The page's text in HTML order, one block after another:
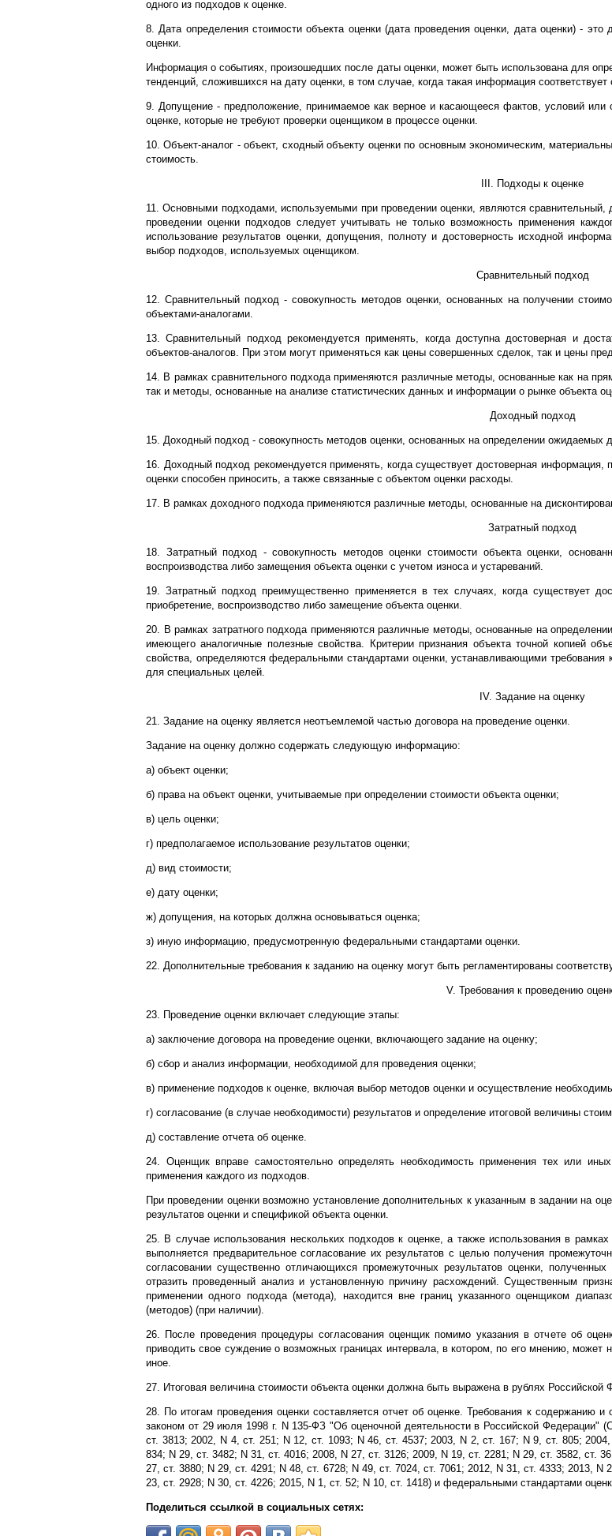
одного из подходов к оценке.
8. Дата определения стоимости объекта оценки (дата проведения оценки, дата оценки) -
оценки.
Информация о событиях, произошедших после даты оценки, может быть использована для
тенденций, сложившихся на дату оценки, в том случае, когда такая информация
9. Допущение - предположение, принимаемое как верное и касающееся фактов, условий или
оценке, которые не требуют проверки оценщиком в процессе оценки.
10. Объект-аналог - объект, сходный объекту оценки по основным экономическим,
стоимость.
III. Подходы к оценке
11. Основными подходами, используемыми при проведении оценки, являются
проведении оценки подходов следует учитывать не только возможность применения
использование результатов оценки, допущения, полноту и достоверность исходной
выбор подходов, используемых оценщиком.
Сравнительный подход
12. Сравнительный подход - совокупность методов оценки, основанных на получении
объектами-аналогами.
13. Сравнительный подход рекомендуется применять, когда доступна достоверная и
объектов-аналогов. При этом могут применяться как цены совершенных сделок, так и цены
14. В рамках сравнительного подхода применяются различные методы, основанные как на
так и методы, основанные на анализе статистических данных и информации о рынке объекта
Доходный подход
15. Доходный подход - совокупность методов оценки, основанных на определении ожидаемых
16. Доходный подход рекомендуется применять, когда существует достоверная
оценки способен приносить, а также связанные с объектом оценки расходы.
17. В рамках доходного подхода применяются различные методы, основанные на
Затратный подход
18. Затратный подход - совокупность методов оценки стоимости объекта оценки,
воспроизводства либо замещения объекта оценки с учетом износа и устареваний.
19. Затратный подход преимущественно применяется в тех случаях, когда существует
приобретение, воспроизводство либо замещение объекта оценки.
20. В рамках затратного подхода применяются различные методы, основанные на
имеющего аналогичные полезные свойства. Критерии признания объекта точной копией
свойства, определяются федеральными стандартами оценки, устанавливающими
для специальных целей.
IV. Задание на оценку
21. Задание на оценку является неотъемлемой частью договора на проведение оценки.
Задание на оценку должно содержать следующую информацию:
а) объект оценки;
б) права на объект оценки, учитываемые при определении стоимости объекта оценки;
в) цель оценки;
г) предполагаемое использование результатов оценки;
д) вид стоимости;
е) дату оценки;
ж) допущения, на которых должна основываться оценка;
з) иную информацию, предусмотренную федеральными стандартами оценки.
22. Дополнительные требования к заданию на оценку могут быть регламентированы
V. Требования к проведению
23. Проведение оценки включает следующие этапы:
а) заключение договора на проведение оценки, включающего задание на оценку;
б) сбор и анализ информации, необходимой для проведения оценки;
в) применение подходов к оценке, включая выбор методов оценки и осуществление
г) согласование (в случае необходимости) результатов и определение итоговой величины
д) составление отчета об оценке.
24. Оценщик вправе самостоятельно определять необходимость применения тех или
применения каждого из подходов.
При проведении оценки возможно установление дополнительных к указанным в задании на
результатов оценки и спецификой объекта оценки.
25. В случае использования нескольких подходов к оценке, а также использования в
выполняется предварительное согласование их результатов с целью получения
согласовании существенно отличающихся промежуточных результатов оценки,
отразить проведенный анализ и установленную причину расхождений. Существенным
применении одного подхода (метода), находится вне границ указанного оценщиком
(методов) (при наличии).
26. После проведения процедуры согласования оценщик помимо указания в отчете об
приводить свое суждение о возможных границах интервала, в котором, по его мнению, может
иное.
27. Итоговая величина стоимости объекта оценки должна быть выражена в рублях Российской
28. По итогам проведения оценки составляется отчет об оценке. Требования к содержанию
законом от 29 июля 1998 г. N 135-ФЗ "Об оценочной деятельности в Российской Федерации"
ст. 3813; 2002, N 4, ст. 251; N 12, ст. 1093; N 46, ст. 4537; 2003, N 2, ст. 167; N 9, ст. 805;
834; N 29, ст. 3482; N 31, ст. 4016; 2008, N 27, ст. 3126; 2009, N 19, ст. 2281; N 29, ст. 3582, ст.
27, ст. 3880; N 29, ст. 4291; N 48, ст. 6728; N 49, ст. 7024, ст. 7061; 2012, N 31, ст. 4333; 2013,
23, ст. 2928; N 30, ст. 4226; 2015, N 1, ст. 52; N 10, ст. 1418) и федеральными стандартами
Поделиться ссылкой в социальных сетях: